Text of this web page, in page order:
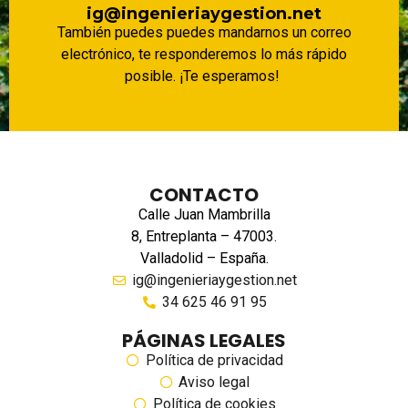
ig@ingenieriaygestion.net
También puedes puedes mandarnos un correo
electrónico, te responderemos lo más rápido
posible. ¡Te esperamos!
CONTACTO
Calle Juan Mambrilla
8, Entreplanta – 47003.
Valladolid – España.
ig@ingenieriaygestion.net
34 625 46 91 95
PÁGINAS LEGALES
Política de privacidad
Aviso legal
Política de cookies